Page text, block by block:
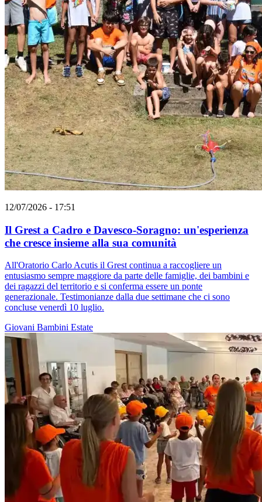
12/07/2026 - 17:51
Il Grest a Cadro e Davesco-Soragno: un'esperienza
che cresce insieme alla sua comunità
All'Oratorio Carlo Acutis il Grest continua a raccogliere un
entusiasmo sempre maggiore da parte delle famiglie, dei bambini e
dei ragazzi del territorio e si conferma essere un ponte
generazionale. Testimonianze dalla due settimane che ci sono
concluse venerdì 10 luglio.
Giovani Bambini Estate